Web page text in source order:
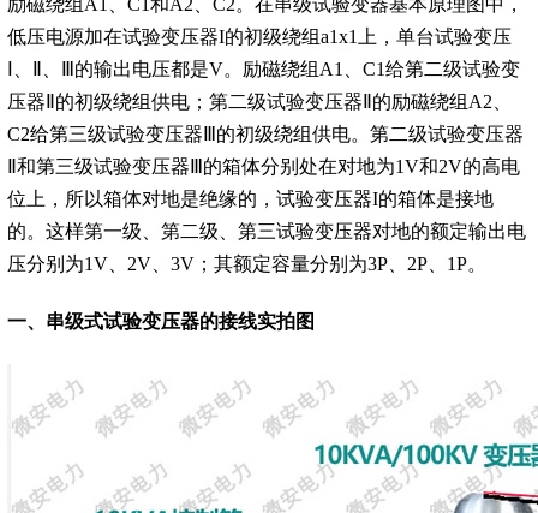
励磁绕组A1、C1和A2、C2。在串级试验变器基本原理图中，
低压电源加在试验变压器I的初级绕组a1x1上，单台试验变压
Ⅰ、Ⅱ、Ⅲ的输出电压都是V。励磁绕组A1、C1给第二级试验变
压器Ⅱ的初级绕组供电；第二级试验变压器Ⅱ的励磁绕组A2、
C2给第三级试验变压器Ⅲ的初级绕组供电。第二级试验变压器
Ⅱ和第三级试验变压器Ⅲ的箱体分别处在对地为1V和2V的高电
位上，所以箱体对地是绝缘的，试验变压器I的箱体是接地
的。这样第一级、第二级、第三试验变压器对地的额定输出电
压分别为1V、2V、3V；其额定容量分别为3P、2P、1P。
一、 串级式试验变压器的接线实拍图